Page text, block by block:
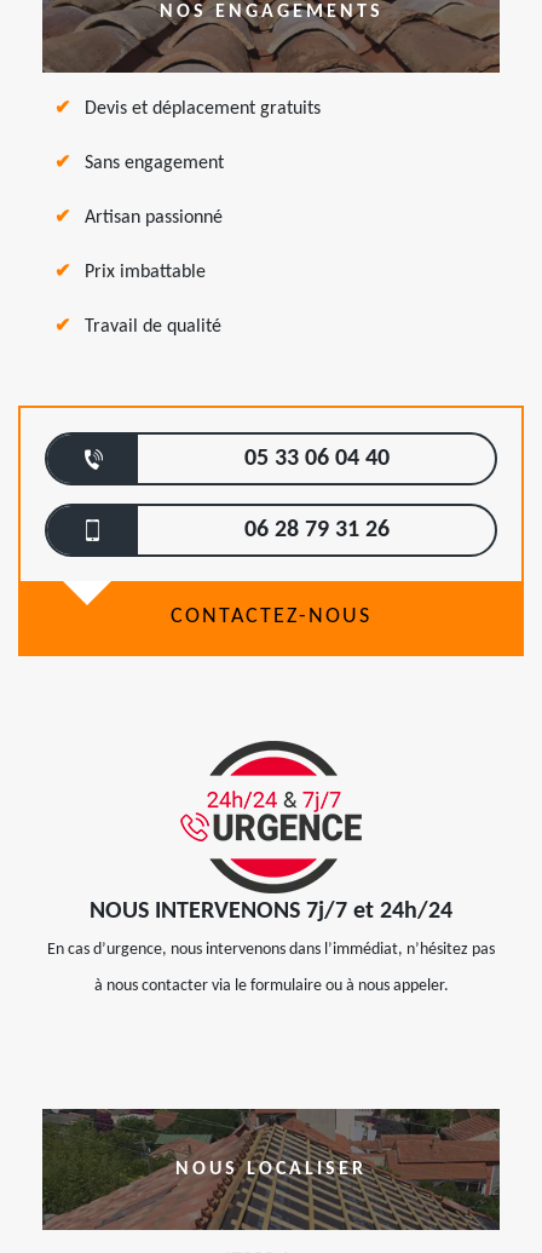
NOS ENGAGEMENTS
Devis et déplacement gratuits
Sans engagement
Artisan passionné
Prix imbattable
Travail de qualité
05 33 06 04 40
06 28 79 31 26
CONTACTEZ-NOUS
NOUS INTERVENONS 7j/7 et 24h/24
En cas d’urgence, nous intervenons dans l’immédiat, n’hésitez pas
à nous contacter via le formulaire ou à nous appeler.
NOUS LOCALISER